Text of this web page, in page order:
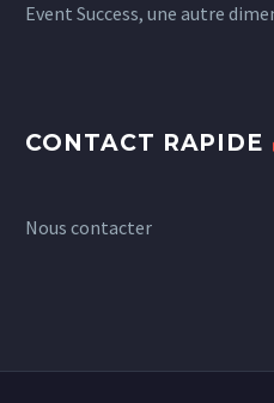
Event Success, une autre
CONTACT RAPIDE
Nous contacter